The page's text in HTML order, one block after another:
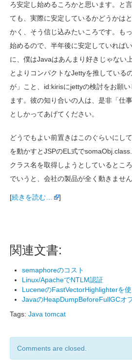
ろ安定し始めるころかと思います。と
ても、実際に安定しているかどうかは
かく、そう信じ込みたいころです。も
始めるので、半年後に安定していれば
に、僕はJavaはあんまり好きじゃない
とよりコンパクトなJettyを推している
が」こと、id:kirisにjettyの検討をお願
ます。彼の知り合いの人は、是非「仕
としかってあげてください。
どうでもよい前置きはこのぐらいにし
を動かすとJSPのEL式で
クラス名を取得しようとしているとこ
でいうと、会社の製品が全く動きません
[続きを読む… ]
関連文書:
semaphoreのコスト
Linux/ApacheでNTLM認証
LuceneのFastVectorHighlighterを使
JavaのHeapDumpBeforeFullGCオ
Tags: Java tomcat
Comments are closed.